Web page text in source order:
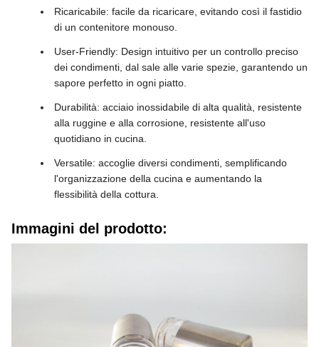
Ricaricabile: facile da ricaricare, evitando così il fastidio
di un contenitore monouso.
User-Friendly: Design intuitivo per un controllo preciso
dei condimenti, dal sale alle varie spezie, garantendo un
sapore perfetto in ogni piatto.
Durabilità: acciaio inossidabile di alta qualità, resistente
alla ruggine e alla corrosione, resistente all'uso
quotidiano in cucina.
Versatile: accoglie diversi condimenti, semplificando
l'organizzazione della cucina e aumentando la
flessibilità della cottura.
Immagini del prodotto: